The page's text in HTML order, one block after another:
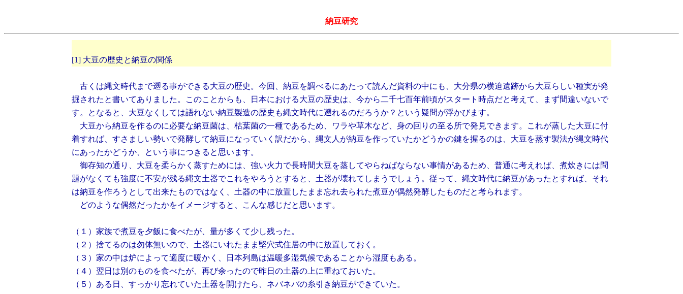
納豆研究
[1] 大豆の歴史と納豆の関係
古くは縄文時代まで遡る事ができる大豆の歴史。今回、納豆を調べるにあたって読んだ資料の中にも、大分県の横迫遺跡から大豆らしい種実が発
掘されたと書いてありました。このことからも、日本における大豆の歴史は、今から二千七百年前頃がスタート時点だと考えて、まず間違いないで
す。となると、大豆なくしては語れない納豆製造の歴史も縄文時代に遡れるのだろうか？という疑問が浮かびます。
大豆から納豆を作るのに必要な納豆菌は、枯葉菌の一種であるため、ワラや草木など、身の回りの至る所で発見できます。これが蒸した大豆に付
着すれば、すさましい勢いで発酵して納豆になっていく訳だから、縄文人が納豆を作っていたかどうかの鍵を握るのは、大豆を蒸す製法が縄文時代
にあったかどうか、という事につきると思います。
御存知の通り、大豆を柔らかく蒸すためには、強い火力で長時間大豆を蒸してやらねばならない事情があるため、普通に考えれば、煮炊きには問
題がなくても強度に不安が残る縄文土器でこれをやろうとすると、土器が壊れてしまうでしょう。従って、縄文時代に納豆があったとすれば、それ
は納豆を作ろうとして出来たものではなく、土器の中に放置したまま忘れ去られた煮豆が偶然発酵したものだと考られます。
どのような偶然だったかをイメージすると、こんな感じだと思います。
（１）家族で煮豆を夕飯に食べたが、量が多くて少し残った。
（２）捨てるのは勿体無いので、土器にいれたまま堅穴式住居の中に放置しておく。
（３）家の中は炉によって適度に暖かく、日本列島は温暖多湿気候であることから湿度もある。
（４）翌日は別のものを食べたが、再び余ったので昨日の土器の上に重ねておいた。
（５）ある日、すっかり忘れていた土器を開けたら、ネバネバの糸引き納豆ができていた。